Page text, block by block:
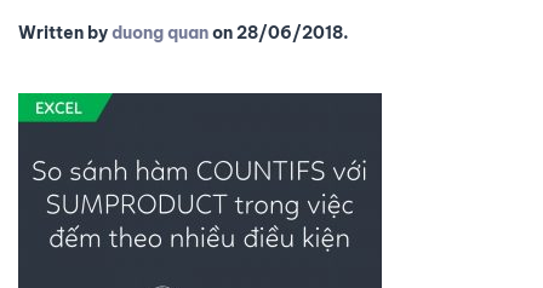
Written byduong quanon28/06/2018.